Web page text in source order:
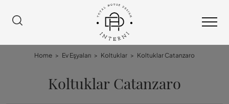
Home > Ev Eşyaları > Koltuklar > Koltuklar Catanzaro
Koltuklar Catanzaro